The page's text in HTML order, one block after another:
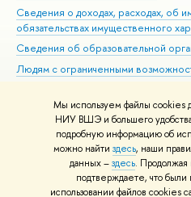
Мы используем файлы cookies
НИУ ВШЭ и большего
подробную информацию об
можно найти здесь, наши
данных –здесь. Продолжая
подтверждаете, что
использовании файлов
Сведения о доходах, расходах, об
обязательствах имущественного
Сведения об образовательной
Людям с ограниченными
Работа в Вышке
© НИУ ВШЭ 1993–2026 Адреса и